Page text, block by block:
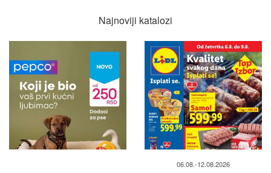
Najnoviji katalozi
06.08.-12.08.2026